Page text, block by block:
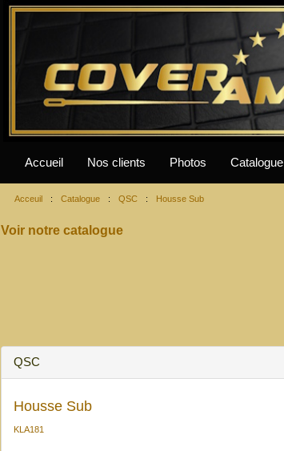
Accueil Nos clients Photos Catalogue
Acceuil : Catalogue : QSC : Housse Sub
Voir notre catalogue
QSC
Housse Sub
KLA181